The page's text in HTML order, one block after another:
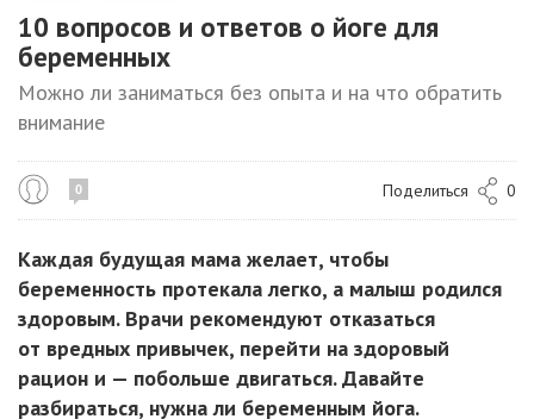
10 вопросов и ответов о йоге для
беременных
Можно ли заниматься без опыта и на что обратить
внимание
0 Поделиться 0
Каждая будущая мама желает, чтобы
беременность протекала легко, а малыш родился
здоровым. Врачи рекомендуют отказаться
от вредных привычек, перейти на здоровый
рацион и — побольше двигаться. Давайте
разбираться, нужна ли беременным йога.